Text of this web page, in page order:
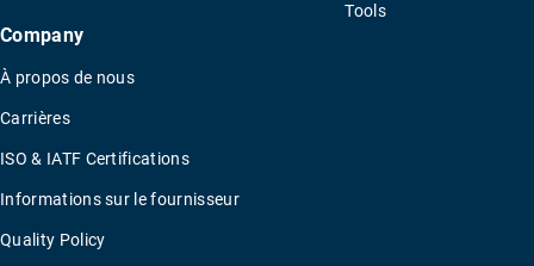
Tools
Company
À propos de nous
Carrières
ISO & IATF Certifications
Informations sur le fournisseur
Quality Policy